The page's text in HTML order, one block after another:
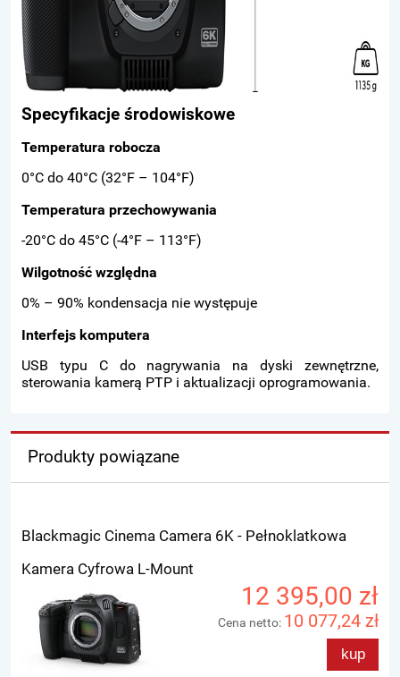
Specyfikacje środowiskowe
Temperatura robocza
0°C do 40°C (32°F – 104°F)
Temperatura przechowywania
-20°C do 45°C (-4°F – 113°F)
Wilgotność względna
0% – 90% kondensacja nie występuje
Interfejs komputera
USB typu C do nagrywania na dyski zewnętrzne,
sterowania kamerą PTP i aktualizacji oprogramowania.
Produkty powiązane
Blackmagic Cinema Camera 6K - Pełnoklatkowa
Kamera Cyfrowa L-Mount
12 395,00 zł
Cena netto: 10 077,24 zł
kup